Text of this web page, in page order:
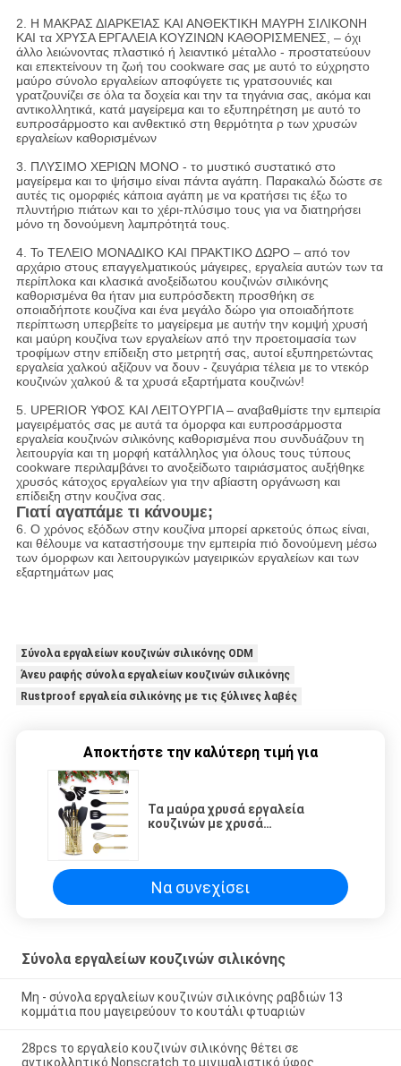
2. Η ΜΑΚΡΑΣ ΔΙΑΡΚΕΊΑΣ ΚΑΙ ΑΝΘΕΚΤΙΚΗ ΜΑΥΡΗ ΣΙΛΙΚΟΝΗ
ΚΑΙ τα ΧΡΥΣΑ ΕΡΓΑΛΕΙΑ ΚΟΥΖΙΝΩΝ ΚΑΘΟΡΙΣΜΕΝΕΣ, – όχι
άλλο λειώνοντας πλαστικό ή λειαντικό μέταλλο - προστατεύουν
και επεκτείνουν τη ζωή του cookware σας με αυτό το εύχρηστο
μαύρο σύνολο εργαλείων αποφύγετε τις γρατσουνιές και
γρατζουνίζει σε όλα τα δοχεία και την τα τηγάνια σας, ακόμα και
αντικολλητικά, κατά μαγείρεμα και το εξυπηρέτηση με αυτό το
ευπροσάρμοστο και ανθεκτικό στη θερμότητα ρ των χρυσών
εργαλείων καθορισμένων
3. ΠΛΥΣΙΜΟ ΧΕΡΙΩΝ ΜΟΝΟ - το μυστικό συστατικό στο
μαγείρεμα και το ψήσιμο είναι πάντα αγάπη. Παρακαλώ δώστε σε
αυτές τις ομορφιές κάποια αγάπη με να κρατήσει τις έξω το
πλυντήριο πιάτων και το χέρι-πλύσιμο τους για να διατηρήσει
μόνο τη δονούμενη λαμπρότητά τους.
4. Το ΤΕΛΕΙΟ ΜΟΝΑΔΙΚΟ ΚΑΙ ΠΡΑΚΤΙΚΟ ΔΩΡΟ – από τον
αρχάριο στους επαγγελματικούς μάγειρες, εργαλεία αυτών των τα
περίπλοκα και κλασικά ανοξείδωτου κουζινών σιλικόνης
καθορισμένα θα ήταν μια ευπρόσδεκτη προσθήκη σε
οποιαδήποτε κουζίνα και ένα μεγάλο δώρο για οποιαδήποτε
περίπτωση υπερβείτε το μαγείρεμα με αυτήν την κομψή χρυσή
και μαύρη κουζίνα των εργαλείων από την προετοιμασία των
τροφίμων στην επίδειξη στο μετρητή σας, αυτοί εξυπηρετώντας
εργαλεία χαλκού αξίζουν να δουν - ζευγάρια τέλεια με το ντεκόρ
κουζινών χαλκού & τα χρυσά εξαρτήματα κουζινών!
5. UPERIOR ΥΦΟΣ ΚΑΙ ΛΕΙΤΟΥΡΓΙΑ – αναβαθμίστε την εμπειρία
μαγειρέματός σας με αυτά τα όμορφα και ευπροσάρμοστα
εργαλεία κουζινών σιλικόνης καθορισμένα που συνδυάζουν τη
λειτουργία και τη μορφή κατάλληλος για όλους τους τύπους
cookware περιλαμβάνει το ανοξείδωτο ταιριάσματος αυξήθηκε
χρυσός κάτοχος εργαλείων για την αβίαστη οργάνωση και
επίδειξη στην κουζίνα σας.
Γιατί αγαπάμε τι κάνουμε;
6. Ο χρόνος εξόδων στην κουζίνα μπορεί αρκετούς όπως είναι,
και θέλουμε να καταστήσουμε την εμπειρία πιό δονούμενη μέσω
των όμορφων και λειτουργικών μαγειρικών εργαλείων και των
εξαρτημάτων μας
Σύνολα εργαλείων κουζινών σιλικόνης ODM
Άνευ ραφής σύνολα εργαλείων κουζινών σιλικόνης
Rustproof εργαλεία σιλικόνης με τις ξύλινες λαβές
Αποκτήστε την καλύτερη τιμή για
Τα μαύρα χρυσά εργαλεία
κουζινών με χρυσά
μετάλλων τα χρυσά καθορισμένα
περιλαμβάνουν μαύρο χρυσό
Measur
Να συνεχίσει
Σύνολα εργαλείων κουζινών σιλικόνης
Μη - σύνολα εργαλείων κουζινών σιλικόνης ραβδιών 13
κομμάτια που μαγειρεύουν το κουτάλι φτυαριών
28pcs το εργαλείο κουζινών σιλικόνης θέτει σε
αντικολλητικό Nonscratch το μινιμαλιστικό ύφος